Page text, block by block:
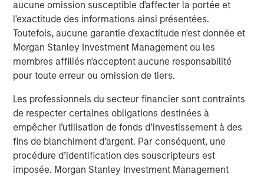
aucune omission susceptible d'affecter la portée et
l'exactitude des informations ainsi présentées.
Toutefois, aucune garantie d'exactitude n'est donnée et
Morgan Stanley Investment Management ou les
membres affiliés n'acceptent aucune responsabilité
pour toute erreur ou omission de tiers.
Les professionnels du secteur financier sont contraints
de respecter certaines obligations destinées à
empêcher l’utilisation de fonds d’investissement à des
fins de blanchiment d’argent. Par conséquent, une
procédure d’identification des souscripteurs est
imposée. Morgan Stanley Investment Management
Amay Hattangadi
Managing Director
Saurabh Mishra
Executive Director